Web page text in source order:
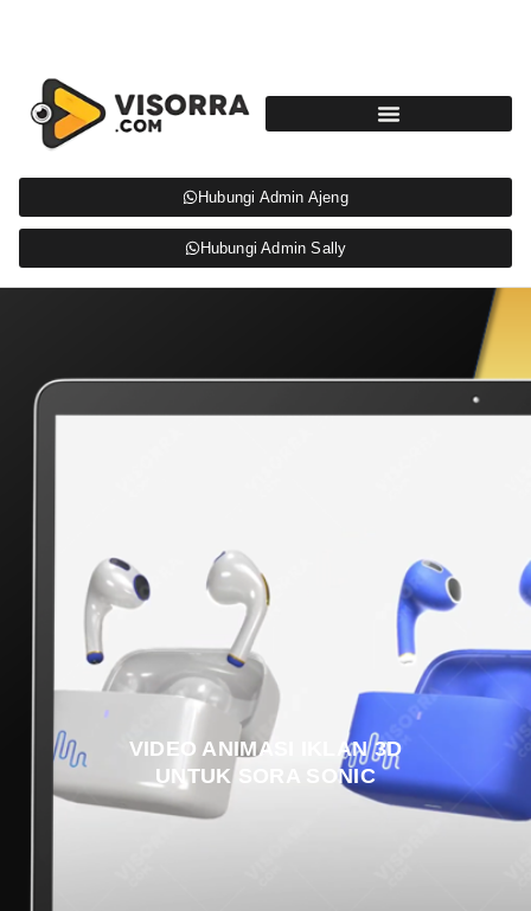
Hubungi Admin Ajeng
Hubungi Admin Sally
VIDEO ANIMASI IKLAN 3D
UNTUK SORA SONIC